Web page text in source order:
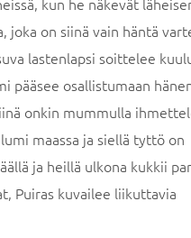
joka on siinä vain häntä
lastenlapsi soittelee
pääsee osallistumaan
onkin mummulla
maassa ja siellä tyttö on
ja heillä ulkona kukkii
Puiras kuvailee liikuttavia